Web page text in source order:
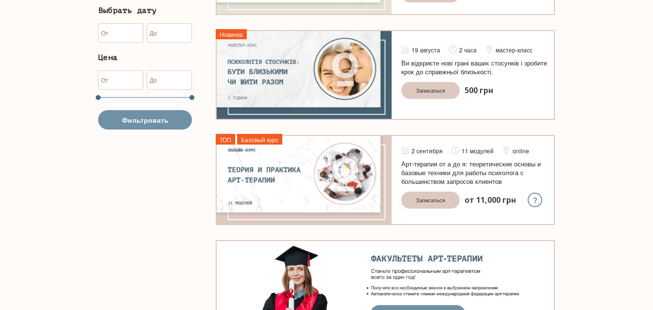
Выбрать дату
Цена
Новинка
19 августа
2 часа мастер-класс
Ви відкриєте нові грані ваших стосунків і зробите
крок до справжньої близькості.
Записаться 500 грн
ТОП
Базовый курс
2 сентября
11 модулей online
Арт-терапия от а до я: теоретические основы и
базовые техники для работы психолога с
большинством запросов клиентов
Записаться от 11,000 грн ?